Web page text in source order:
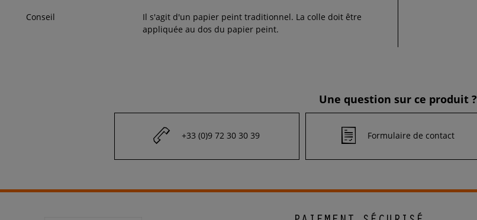
Conseil
Il s'agit d'un papier peint traditionnel. La colle doit être
appliquée au dos du papier peint.
Une question sur ce produit ?
+33 (0)9 72 30 30 39 Formulaire de contact